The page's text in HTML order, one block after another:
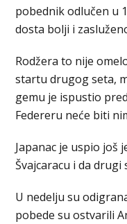
pobednik odlučen u
dosta bolji i
Rodžera to nije
startu drugog seta,
gemu je ispustio
Federeru neće biti
Japanac je uspio još
Švajcaracu i da
U nedelju su
pobede su ostvarili